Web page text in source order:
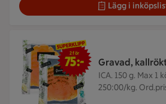
Lägg i
Gravad,
ICA. 150 g. Max 1
250:00/kg.
2 för 75 kr
2 för
75:-